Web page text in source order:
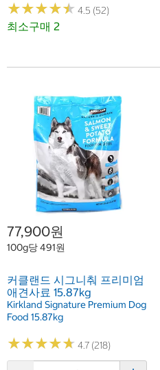
★★★★★
★★★★★ 4.5 (52)
최소구매 2
77,900원
100g당 491원
커클랜드 시그니춰 프리미엄
애견사료 15.87kg
Kirkland Signature Premium Dog
Food 15.87kg
★★★★★
★★★★★ 4.7 (218)